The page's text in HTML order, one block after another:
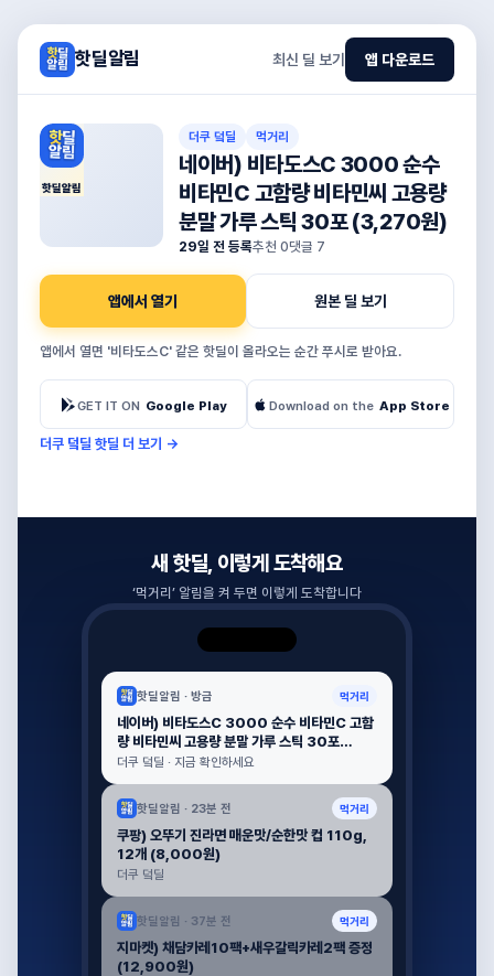
핫딜알림 최신 딜 보기 앱 다운로드
핫딜알림
더쿠 덬딜 먹거리
네이버) 비타도스C 3000 순수
비타민C 고함량 비타민씨 고용량
분말 가루 스틱 30포 (3,270원)
29일 전 등록추천 0댓글 7
앱에서 열기 원본 딜 보기
앱에서 열면 '비타도스C' 같은 핫딜이 올라오는 순간 푸시로 받아요.
GET IT ON Google Play Download on the App Store
더쿠 덬딜 핫딜 더 보기 →
새 핫딜, 이렇게 도착해요
‘먹거리 ’ 알림을 켜 두면 이렇게 도착합니다
핫딜알림 · 방금 먹거리
네이버) 비타도스C 3000 순수 비타민C 고함
량 비타민씨 고용량 분말 가루 스틱 30포
(3,270원)
더쿠 덬딜 · 지금 확인하세요
핫딜알림 · 23분 전 먹거리
쿠팡) 오뚜기 진라면 매운맛/순한맛 컵 110g,
12개 (8,000원)
더쿠 덬딜
핫딜알림 · 37분 전 먹거리
지마켓) 채담카레10팩+새우갈릭카레2팩 증정
(12,900원)